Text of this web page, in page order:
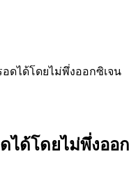
ดได้โดยไม่พึ่งออกซิเจน
ด้โดยไม่พึ่งออ